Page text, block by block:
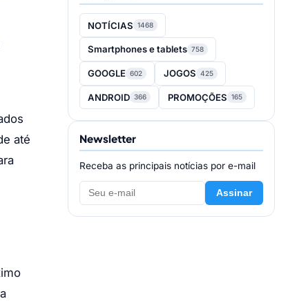
até
NOTÍCIAS 1468
Smartphones e tablets 758
GOOGLE 602 JOGOS 425
ANDROID 366 PROMOÇÕES 165
Newsletter
Receba as principais notícias por e-mail
Assinar